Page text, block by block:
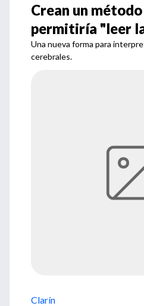
Crean un
permitiría "leer
Una nueva forma para
cerebrales.
Clarín